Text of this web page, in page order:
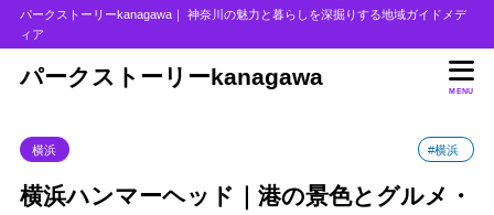
パークストーリーkanagawa｜ 神奈川の魅力と暮らしを深掘りする地域ガイドメデ
ィア
パークストーリーkanagawa
MENU
横浜 #横浜
横浜ハンマーヘッド｜港の景色とグルメ・
目次
2
2.1 会場に浮かぶようなロケーション